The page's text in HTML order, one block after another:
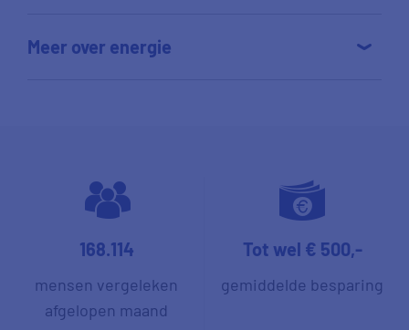
Meer over energie
168.114
mensen vergeleken
afgelopen maand
Tot wel € 500,-
gemiddelde besparing